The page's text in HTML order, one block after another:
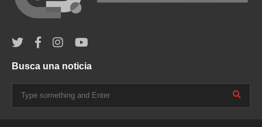
Busca una noticia